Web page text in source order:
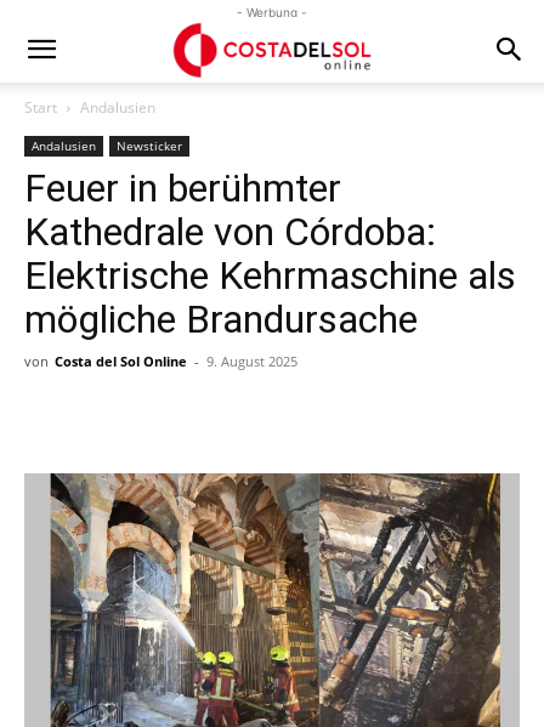
- Werbung -
Start Andalusien
Andalusien Newsticker
Feuer in berühmter
Kathedrale von Córdoba:
Elektrische Kehrmaschine als
mögliche Brandursache
von Costa del Sol Online - 9. August 2025